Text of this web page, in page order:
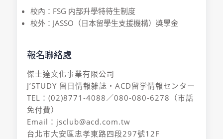
校內：FSG 内部升學特待生制度
校外：JASSO（日本留學生支援機構）獎學金
報名聯絡處
傑士達文化事業有限公司
J’STUDY 留日情報雑誌・ACD留学情報センター
TEL：(02)8771-4088／080-080-6278（市話
免付費）
Email：jsclub@acd.com.tw
台北市大安區忠孝東路四段297號12F